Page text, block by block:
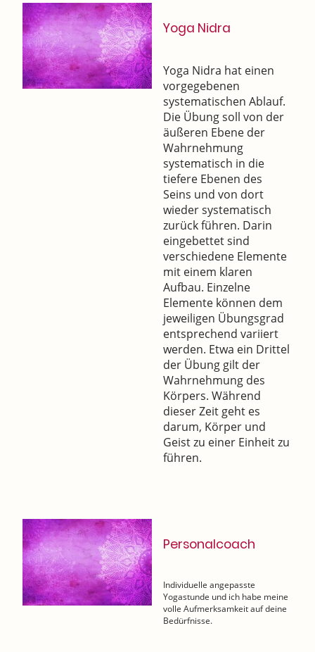
Yoga Nidra
Yoga Nidra hat einen
vorgegebenen
systematischen Ablauf.
Die Übung soll von der
äußeren Ebene der
Wahrnehmung
systematisch in die
tiefere Ebenen des
Seins und von dort
wieder systematisch
zurück führen. Darin
eingebettet sind
verschiedene Elemente
mit einem klaren
Aufbau. Einzelne
Elemente können dem
jeweiligen Übungsgrad
entsprechend variiert
werden. Etwa ein Drittel
der Übung gilt der
Wahrnehmung des
Körpers. Während
dieser Zeit geht es
darum, Körper und
Geist zu einer Einheit zu
führen.
Personalcoach
Individuelle angepasste
Yogastunde und ich habe meine
volle Aufmerksamkeit auf deine
Bedürfnisse.